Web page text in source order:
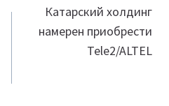
Катарский холдинг
намерен приобрести
Tele2/ALTEL